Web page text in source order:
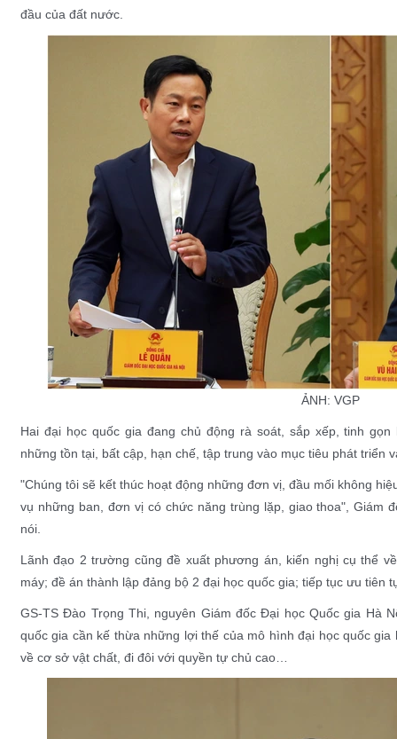
đầu của đất nước.
ẢNH: VGP
Hai đại học quốc gia đang chủ động rà soát, sắp xếp, tinh
những tồn tại, bất cập, hạn chế, tập trung vào mục tiêu phát triển
"Chúng tôi sẽ kết thúc hoạt động những đơn vị, đầu mối không
vụ những ban, đơn vị có chức năng trùng lặp, giao thoa", Giám
nói.
Lãnh đạo 2 trường cũng đề xuất phương án, kiến nghị cụ thể
máy; đề án thành lập đảng bộ 2 đại học quốc gia; tiếp tục ưu tiên
GS-TS Đào Trọng Thi, nguyên Giám đốc Đại học Quốc gia Hà
quốc gia cần kế thừa những lợi thế của mô hình đại học quốc
về cơ sở vật chất, đi đôi với quyền tự chủ cao…